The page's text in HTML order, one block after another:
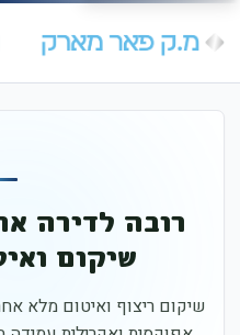
רובה לדירה
שיקום
שיקום ריצוף ואיטום מלא